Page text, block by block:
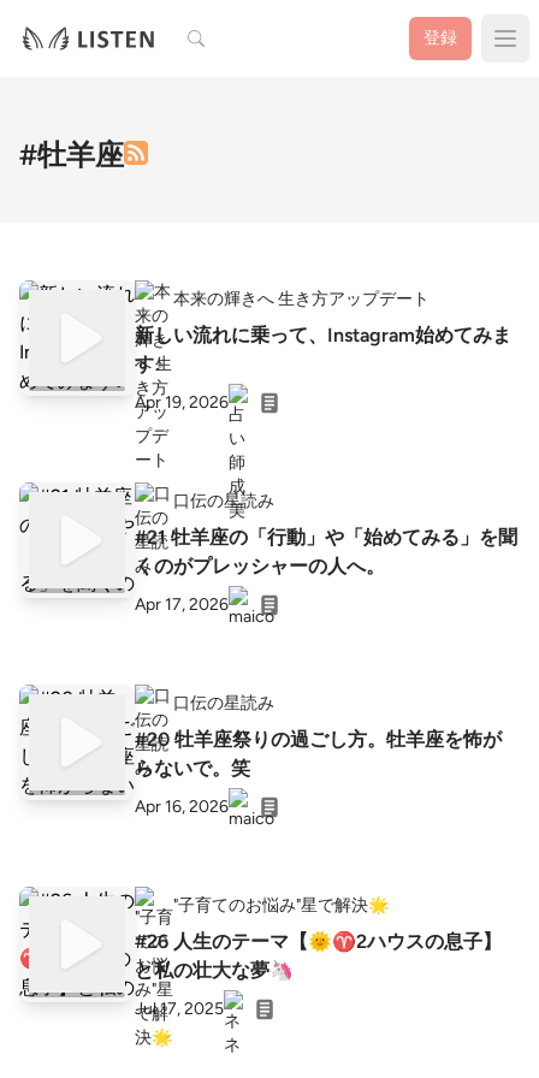
検索 登録
#牡羊座
本来の輝きへ 生き方アップデート
新しい流れに乗って、Instagram始めてみま
す♪
Apr 19, 2026
口伝の星読み
#21 牡羊座の「行動」や「始めてみる」を聞
くのがプレッシャーの人へ。
Apr 17, 2026
口伝の星読み
#20 牡羊座祭りの過ごし方。牡羊座を怖が
らないで。笑
Apr 16, 2026
"子育てのお悩み"星で解決🌟
#26 人生のテーマ【🌞♈︎2ハウスの息子】
と私の壮大な夢🦄
Jul 17, 2025